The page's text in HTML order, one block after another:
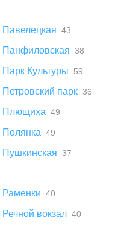
Павелецкая 43
Панфиловская 38
Парк Культуры 59
Петровский парк 36
Плющиха 49
Полянка 49
Пушкинская 37
Раменки 40
Речной вокзал 40